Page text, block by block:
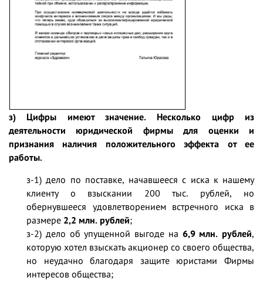
з) Цифры имеют значение. Несколько цифр из
деятельности юридической фирмы для оценки и
признания наличия положительного эффекта от ее
работы.
з-1) дело по поставке, начавшееся с иска к нашему
клиенту о взыскании 200 тыс. рублей, но
обернувшееся удовлетворением встречного иска в
размере 2,2 млн. рублей;
з-2) дело об упущенной выгоде на 6,9 млн. рублей,
которую хотел взыскать акционер со своего общества,
но неудачно благодаря защите юристами Фирмы
интересов общества;